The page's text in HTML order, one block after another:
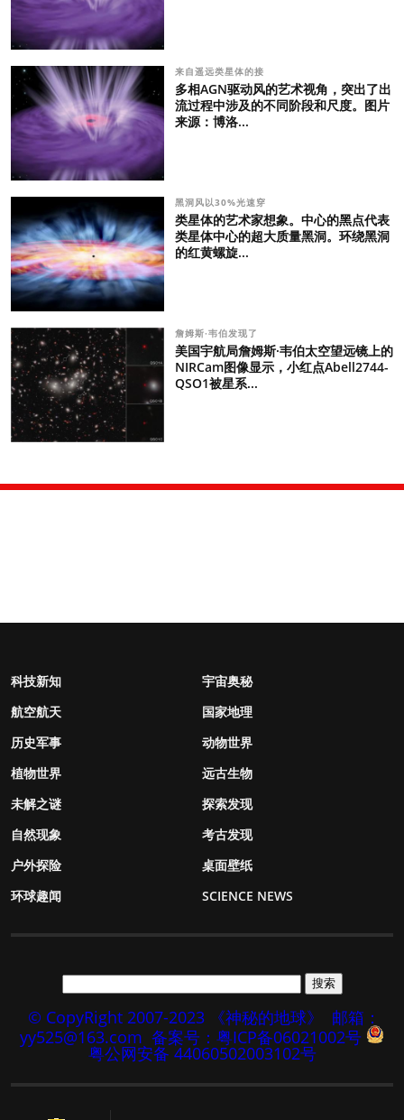
来自遥远类星体的接
多相AGN驱动风的艺术视角，突出了出
流过程中涉及的不同阶段和尺度。图片
来源：博洛...
黑洞风以30%光速穿
类星体的艺术家想象。中心的黑点代表
类星体中心的超大质量黑洞。环绕黑洞
的红黄螺旋...
詹姆斯·韦伯发现了
美国宇航局詹姆斯·韦伯太空望远镜上的
NIRCam图像显示，小红点Abell2744-
QSO1被星系...
科技新知
宇宙奥秘
航空航天
国家地理
历史军事
动物世界
植物世界
远古生物
未解之谜
探索发现
自然现象
考古发现
户外探险
桌面壁纸
环球趣闻
SCIENCE NEWS
© CopyRight 2007-2023 《神秘的地球》
邮箱：
yy525@163.com 备案号：粤ICP备06021002号
粤公网安备 44060502003102号